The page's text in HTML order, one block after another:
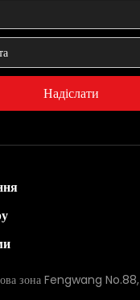
Надіслати
зона Fengwang No.88,